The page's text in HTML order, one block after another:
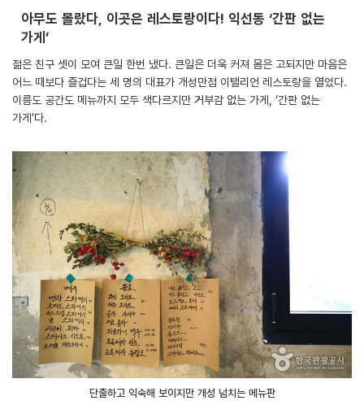
아무도 몰랐다, 이곳은 레스토랑이다! 익선동 ‘간판 없는
가게’
젊은 친구 셋이 모여 큰일 한번 냈다. 큰일은 더욱 커져 몸은 고되지만 마음은
어느 때보다 즐겁다는 세 명의 대표가 개성만점 이탤리언 레스토랑을 열었다.
이름도 공간도 메뉴까지 모두 색다르지만 거부감 없는 가게, ‘간판 없는
가게’다.
단출하고 익숙해 보이지만 개성 넘치는 메뉴판